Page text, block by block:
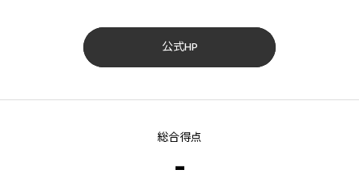
公式HP
総合得点
-